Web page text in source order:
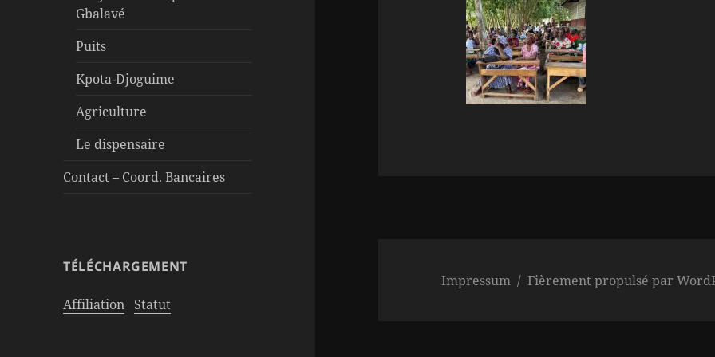
Gbalavé
Puits
Kpota-Djoguime
Agriculture
Le dispensaire
Contact – Coord. Bancaires
TÉLÉCHARGEMENT
Affiliation Statut
Impressum Fièrement propulsé par